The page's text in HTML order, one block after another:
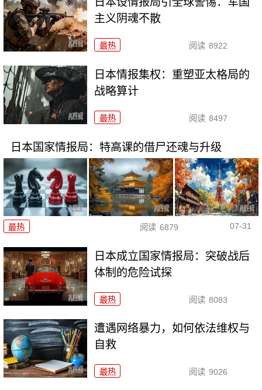
主义阴魂不散
最热 阅读 8922
日本情报集权：重塑亚太格局的
战略算计
最热 阅读 8497
日本国家情报局：特高课的借尸还魂与升级
最热 阅读 6879 07-31
日本成立国家情报局：突破战后
体制的危险试探
最热 阅读 8083
遭遇网络暴力，如何依法维权与
自救
最热 阅读 9026